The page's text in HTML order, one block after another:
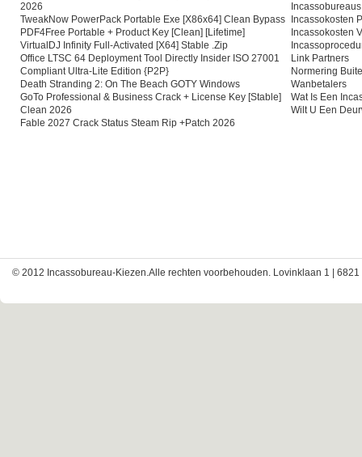
2026
TweakNow PowerPack Portable Exe [x86x64] Clean Bypass
PDF4Free Portable + Product Key [Clean] [Lifetime]
VirtualDJ Infinity Full-Activated [x64] Stable .zip
Office LTSC 64 Deployment Tool Directly Insider ISO 27001
Compliant Ultra-Lite Edition {P2P}
Death Stranding 2: On The Beach GOTY Windows
GoTo Professional & Business Crack + License Key [Stable]
Clean 2026
Fable 2027 Crack Status Steam Rip +Patch 2026
Incassobureaus
Incassokosten
Incassokosten
Link Partners
Normering
Wanbetalers
Wat Is Een
Wilt U Een
© 2012 Incassobureau-Kiezen.Alle rechten voorbehouden. Lovinklaan 1 | 6821